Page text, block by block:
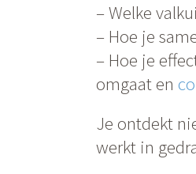
– Welke
– Hoe je
– Hoe je
omgaat en
Je ontdekt
werkt in